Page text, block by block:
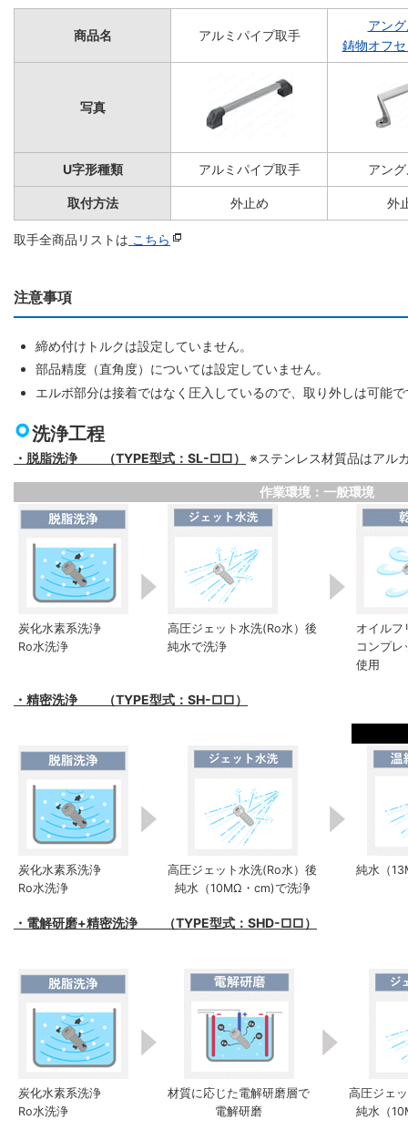
商品名 アルミパイプ取手
アン
鋳物オフ
写真
U字形種類 アルミパイプ取手 アン
取付方法 外止め 外
取手全商品リストは こちら
注意事項
締め付けトルクは設定していません。
部品精度（直角度）については設定していません。
エルボ部分は接着ではなく圧入しているので、取り外しは可能
洗浄工程
・脱脂洗浄 （TYPE型式：SL-□□） ※ステンレス材質品はアル
作業環境：一般環境
炭化水素系洗浄
Ro水洗浄
高圧ジェット水洗(Ro水）後
純水で洗浄
オイルフ
コンプレ
使用
・精密洗浄 （TYPE型式：SH-□□）
炭化水素系洗浄
Ro水洗浄
高圧ジェット水洗(Ro水）後
純水（10MΩ・cm)で洗浄
純水（
・電解研磨+精密洗浄 （TYPE型式：SHD-□□）
炭化水素系洗浄
Ro水洗浄
材質に応じた電解研磨層で
電解研磨
高圧ジェ
純水（